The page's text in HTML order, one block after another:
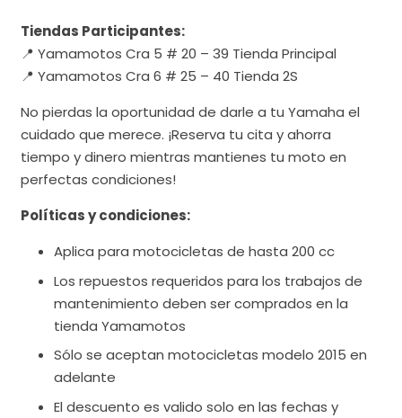
Tiendas Participantes:
📍 Yamamotos Cra 5 # 20 – 39 Tienda Principal
📍 Yamamotos Cra 6 # 25 – 40 Tienda 2S
No pierdas la oportunidad de darle a tu Yamaha el
cuidado que merece. ¡Reserva tu cita y ahorra
tiempo y dinero mientras mantienes tu moto en
perfectas condiciones!
Políticas y condiciones:
Aplica para motocicletas de hasta 200 cc
Los repuestos requeridos para los trabajos de
mantenimiento deben ser comprados en la
tienda Yamamotos
Sólo se aceptan motocicletas modelo 2015 en
adelante
El descuento es valido solo en las fechas y